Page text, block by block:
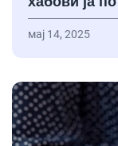
мај 14, 2025